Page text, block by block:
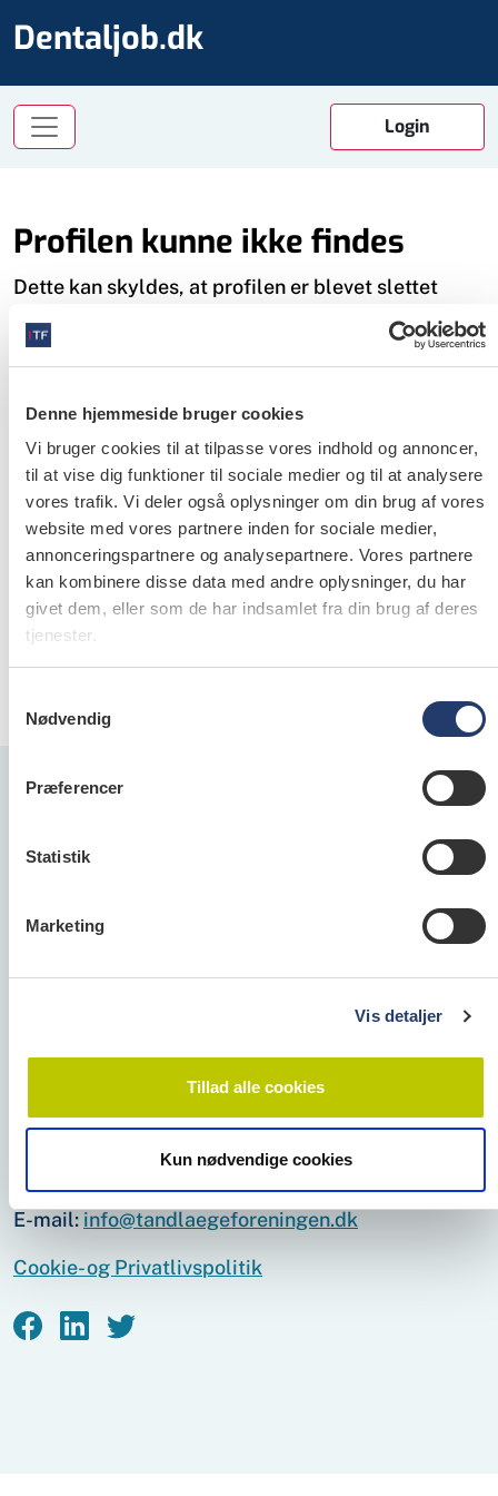
Denne hjemmeside bruger cookies
Vi bruger cookies til at tilpasse vores indhold og annoncer,
til at vise dig funktioner til sociale medier og til at analysere
vores trafik. Vi deler også oplysninger om din brug af vores
website med vores partnere inden for sociale medier,
annonceringspartnere og analysepartnere. Vores partnere
kan kombinere disse data med andre oplysninger, du har
givet dem, eller som de har indsamlet fra din brug af deres
tjenester.
Nødvendig
Præferencer
Statistik
Marketing
Vis detaljer
Tillad alle cookies
Kun nødvendige cookies
Dentaljob.dk
Profilen kunne ikke findes
Dette kan skyldes, at profilen er blevet slettet
Det kan også skyldes det, at du ikke er logget ind
som bruger. Dette er nødvendigt for at få adgang
Du kan få et login på tre måder:
- Er du medlem af Tandlægeforeningen, bruger du
samme login som på Tdlnet.dk.
- Har du indrykket en annonce på dentaljob.dk, har
du modtaget et login, som giver adgang til
oprettede profiler.
- Ønsker du adgang til profilsøgning uden at være
hos Tandlægebladets annoncecenter.
Dentaljob.dk
Dentaljob.dk er Danmarks største jobportal for
alle ansatte inden for dental­verdenen og
Tandlægeforeningen
Amaliegade 17
1256 København K
Telefon:70 25 77 11
E-mail: info@tandlaegeforeningen.dk
Cookie- og Privatlivspolitik